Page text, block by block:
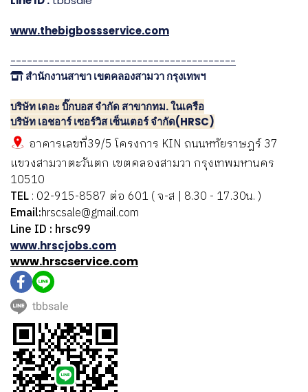
www.thebigbossservice.com
-----------------------------------------
สำนักงานสาขา เขตคลองสามวา กรุงเทพฯ
บริษัท เดอะ บิ๊กบอส จำกัด สาขากทม. ในเครือ
บริษัท เอชอาร์ เซอร์วิส เซ็นเตอร์ จำกัด(HRSC)
อาคารเลขที่39/5 โครงการ KIN ถนนหทัยราษฎร์ 37
แขวงสามวาตะวันตก เขตคลองสามวา กรุงเทพมหานคร
10510
TEL: 02-915-8587 ต่อ 601 ( จ-ส | 8.30 - 17.30น. )
Email:hrscsale@gmail.com
Line ID : hrsc99
www.hrscjobs.com
www.hrscservice.com
tbbsale